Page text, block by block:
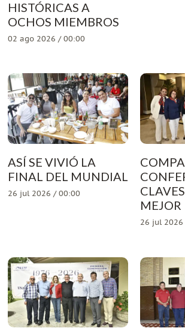
HISTÓRICAS A
OCHOS MIEMBROS
02 ago 2026 / 00:00
ASÍ SE VIVIÓ LA
FINAL DEL MUNDIAL
26 jul 2026 / 00:00
MEJOR
26 jul